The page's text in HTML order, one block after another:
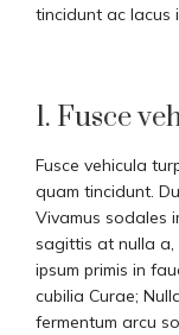
tincidunt ac lacus
1. Fusce
Fusce vehicula
quam tincidunt.
Vivamus sodales
sagittis at nulla a,
ipsum primis in
cubilia Curae;
fermentum arcu